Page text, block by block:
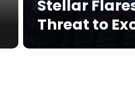
Stellar
Threat to